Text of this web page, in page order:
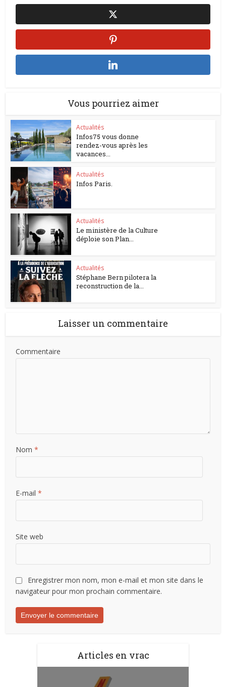
Vous pourriez aimer
Actualités
Infos75 vous donne
rendez-vous après les
vacances...
Actualités
Infos Paris.
Actualités
Le ministère de la Culture
déploie son Plan...
Actualités
Stéphane Bern pilotera la
reconstruction de la...
Laisser un commentaire
Commentaire
Nom*
E-mail*
Site web
Enregistrer mon nom, mon e-mail et mon site dans le
navigateur pour mon prochain commentaire.
Articles en vrac